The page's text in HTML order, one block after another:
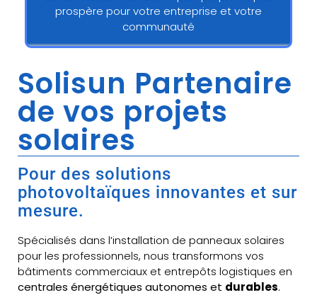
prospère pour votre entreprise et votre
communauté
Solisun Partenaire
de vos projets
solaires
Pour des solutions
photovoltaïques innovantes et sur
mesure.
Spécialisés dans l’installation de panneaux solaires
pour les professionnels, nous transformons vos
bâtiments commerciaux et entrepôts logistiques en
centrales énergétiques autonomes et durables.